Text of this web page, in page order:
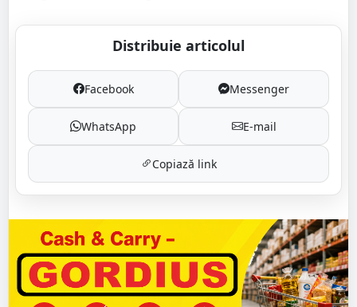
Distribuie articolul
Facebook Messenger
WhatsApp E-mail
Copiază link